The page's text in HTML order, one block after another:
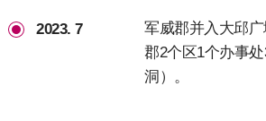
2023. 7
军威郡并入大邱
郡2个区1个办事
洞）。